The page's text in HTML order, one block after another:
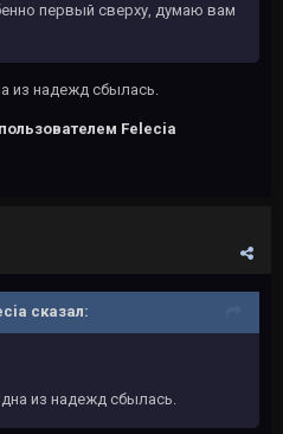
первый сверху, думаю вам
из надежд сбылась.
пользователем Felecia
сказал:
из надежд сбылась.